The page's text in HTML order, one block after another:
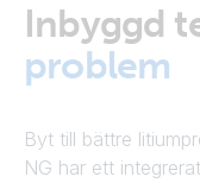
Inbyggd
problem
Byt till bättre
NG har ett